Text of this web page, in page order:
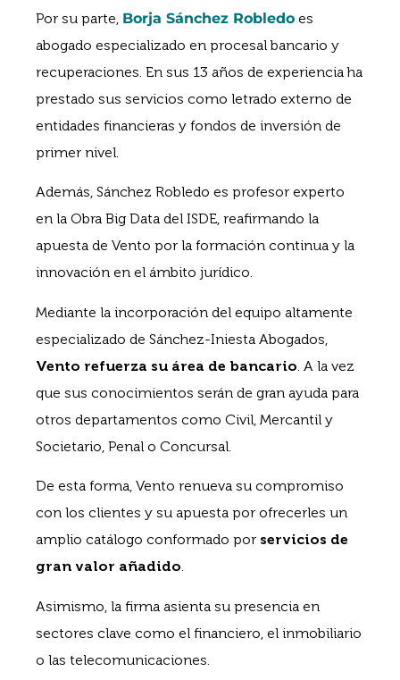
Por su parte, Borja Sánchez Robledo es
abogado especializado en procesal bancario y
recuperaciones. En sus 13 años de experiencia ha
prestado sus servicios como letrado externo de
entidades financieras y fondos de inversión de
primer nivel.
Además, Sánchez Robledo es profesor experto
en la Obra Big Data del ISDE, reafirmando la
apuesta de Vento por la formación continua y la
innovación en el ámbito jurídico.
Mediante la incorporación del equipo altamente
especializado de Sánchez-Iniesta Abogados,
Vento refuerza su área de bancario . A la vez
que sus conocimientos serán de gran ayuda para
otros departamentos como Civil, Mercantil y
Societario, Penal o Concursal.
De esta forma, Vento renueva su compromiso
con los clientes y su apuesta por ofrecerles un
amplio catálogo conformado por servicios de
gran valor añadido.
Asimismo, la firma asienta su presencia en
sectores clave como el financiero, el inmobiliario
o las telecomunicaciones.